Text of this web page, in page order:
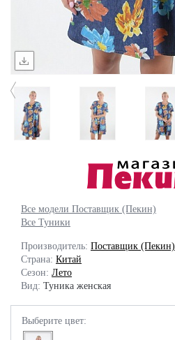
Все модели Поставщик (Пекин)
Все Туники
Производитель: Поставщик (Пекин)
Страна: Китай
Сезон: Лето
Вид: Туника женская
Выберите цвет: